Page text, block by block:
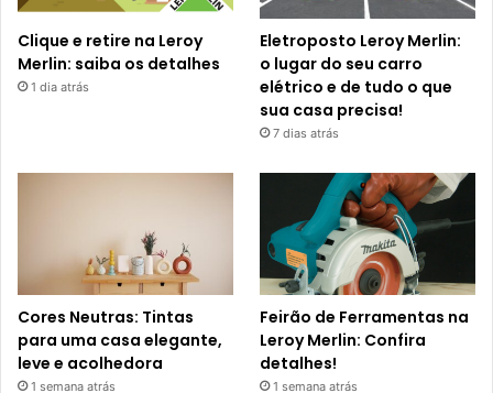
Clique e retire na Leroy
Merlin: saiba os detalhes
1 dia atrás
Eletroposto Leroy Merlin:
o lugar do seu carro
elétrico e de tudo o que
sua casa precisa!
7 dias atrás
Cores Neutras: Tintas
para uma casa elegante,
leve e acolhedora
1 semana atrás
Feirão de Ferramentas na
Leroy Merlin: Confira
detalhes!
1 semana atrás